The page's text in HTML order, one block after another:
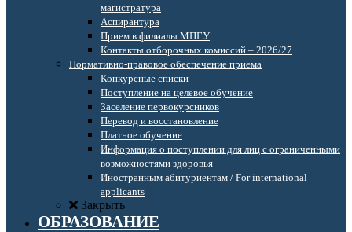
магистратура
Аспирантура
Прием в филиалы МПГУ
Контакты отборочных комиссий – 2026/27
Нормативно-правовое обеспечение приема
Конкурсные списки
Поступление на целевое обучение
Заселение первокурсников
Перевод и восстановление
Платное обучение
Информация о поступлении для лиц с ограниченными
возможностями здоровья
Иностранным абитуриентам / For international
applicants
Закрыть
ОБРАЗОВАНИЕ